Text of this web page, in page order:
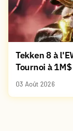
Tekken 8 à
Tournoi à 1M$
03 Août 2026